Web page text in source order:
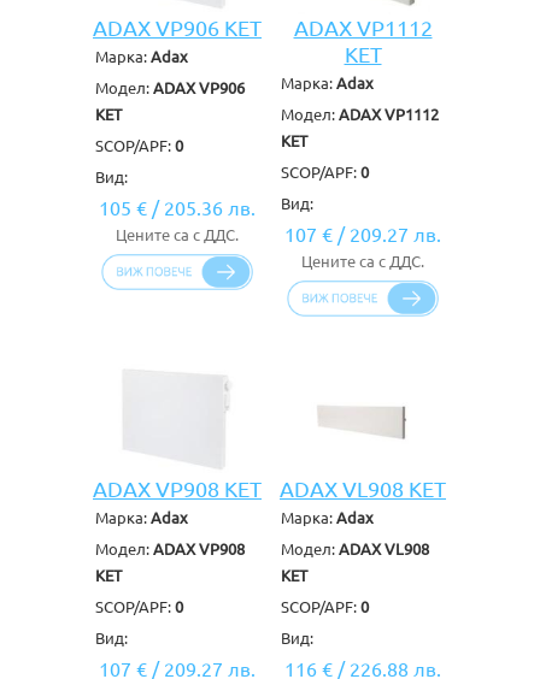
ADAX VP906 KET
Марка: Adax
Модел: ADAX VP906
KET
SCOP/APF: 0
Вид:
105 € / 205.36 лв.
Цените са с ДДС.
ADAX VP1112
KET
Марка: Adax
Модел: ADAX VP1112
KET
SCOP/APF: 0
Вид:
107 € / 209.27 лв.
Цените са с ДДС.
ADAX VP908 KET
Марка: Adax
Модел: ADAX VP908
KET
SCOP/APF: 0
Вид:
107 € / 209.27 лв.
ADAX VL908 KET
Марка: Adax
Модел: ADAX VL908
KET
SCOP/APF: 0
Вид:
116 € / 226.88 лв.